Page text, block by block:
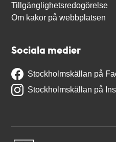
Tillgänglighetsredogörelse
Om kakor på webbplatsen
Sociala medier
Stockholmskällan på
Stockholmskällan på